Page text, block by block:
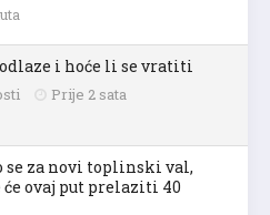
i hoće li se vratiti
Prije 2 sata
za novi toplinski val,
ovaj put prelaziti 40